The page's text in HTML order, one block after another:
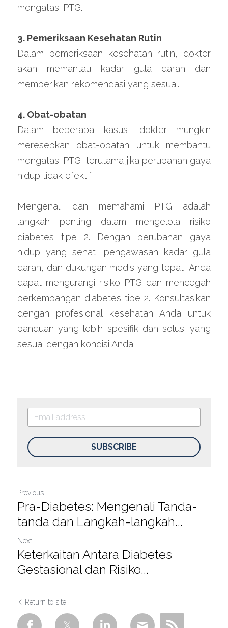
mengatasi PTG.
3. Pemeriksaan Kesehatan Rutin
Dalam pemeriksaan kesehatan rutin, dokter
akan memantau kadar gula darah dan
memberikan rekomendasi yang sesuai.
4. Obat-obatan
Dalam beberapa kasus, dokter mungkin
meresepkan obat-obatan untuk membantu
mengatasi PTG, terutama jika perubahan gaya
hidup tidak efektif.
Mengenali dan memahami PTG adalah
langkah penting dalam mengelola risiko
diabetes tipe 2. Dengan perubahan gaya
hidup yang sehat, pengawasan kadar gula
darah, dan dukungan medis yang tepat, Anda
dapat mengurangi risiko PTG dan mencegah
perkembangan diabetes tipe 2. Konsultasikan
dengan profesional kesehatan Anda untuk
panduan yang lebih spesifik dan solusi yang
sesuai dengan kondisi Anda.
SUBSCRIBE
Previous
Pra-Diabetes: Mengenali Tanda-
tanda dan Langkah-langkah...
Next
Keterkaitan Antara Diabetes
Gestasional dan Risiko...
Return to site